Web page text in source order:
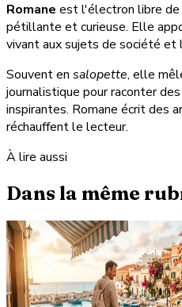
Romane est l'électron libre de
pétillante et curieuse. Elle
vivant aux sujets de société et
Souvent en salopette, elle
journalistique pour raconter
inspirantes. Romane écrit des
réchauffent le lecteur.
À lire aussi
Dans la même